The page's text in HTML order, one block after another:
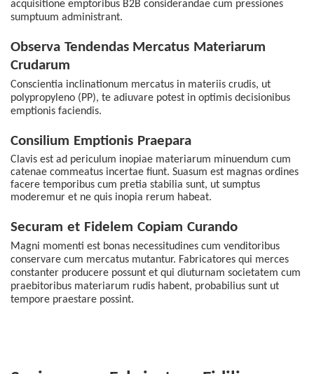
acquisitione emptoribus B2B considerandae cum pressiones
sumptuum administrant.
Observa Tendendas Mercatus Materiarum
Crudarum
Conscientia inclinationum mercatus in materiis crudis, ut
polypropyleno (PP), te adiuvare potest in optimis decisionibus
emptionis faciendis.
Consilium Emptionis Praepara
Clavis est ad periculum inopiae materiarum minuendum cum
catenae commeatus incertae fiunt. Suasum est magnas ordines
facere temporibus cum pretia stabilia sunt, ut sumptus
moderemur et ne quis inopia rerum habeat.
Securam et Fidelem Copiam Curando
Magni momenti est bonas necessitudines cum venditoribus
conservare cum mercatus mutantur. Fabricatores qui merces
constanter producere possunt et qui diuturnam societatem cum
praebitoribus materiarum rudis habent, probabilius sunt ut
tempore praestare possint.